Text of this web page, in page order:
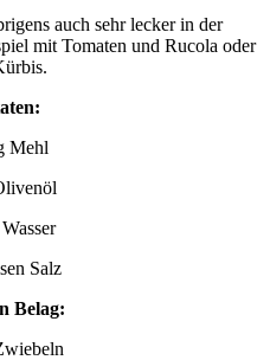
auch sehr lecker in der
mit Tomaten und Rucola oder
Mehl
Salz
Belag: